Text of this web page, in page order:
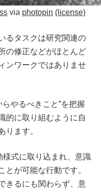
via photopin (license)
るタスクは研究関連の
の修正などがほとんど
ンワークではありませ
やるべきこと”を把握
的に取り組むように自
ります。
様式に取り込まれ、意識
とが可能な行動です。
きるにも関わらず、意